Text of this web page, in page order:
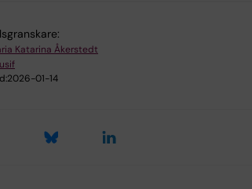
Katarina Åkerstedt
2026-01-14